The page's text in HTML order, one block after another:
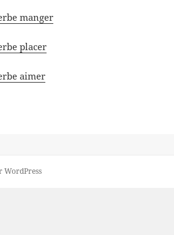
manger
placer
aimer
WordPress